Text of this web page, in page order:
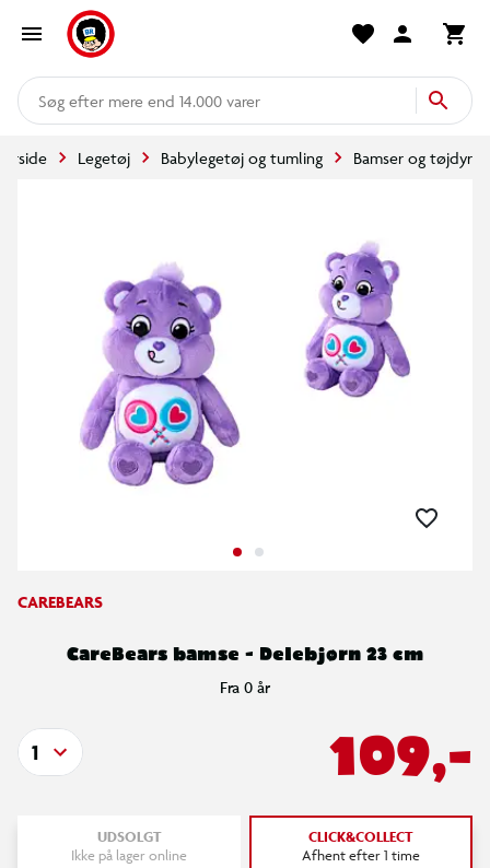
mere end 14.000 varer
Legetøj Babylegetøj og tumling Bamser og tøjdyr
CAREBEARS
CareBears bamse - Delebjørn 23 cm
Fra 0 år
109,-
1
UDSOLGT
Ikke på lager online
CLICK&COLLECT
Afhent efter 1 time